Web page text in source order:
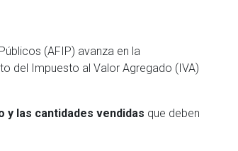
(AFIP) avanza en la
del Impuesto al Valor Agregado (IVA)
y las cantidades vendidas que deben